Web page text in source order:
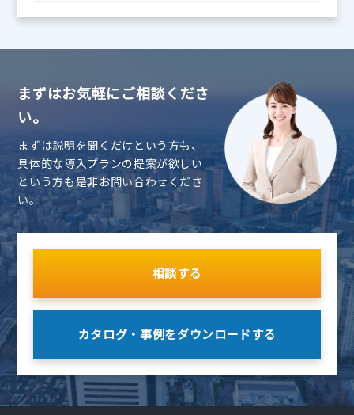
まずはお気軽にご相談くださ
い。
まずは説明を聞くだけという方も、
具体的な導入プランの提案が欲しい
という方も是非お問い合わせくださ
い。
相談する
カタログ・事例をダウンロードする